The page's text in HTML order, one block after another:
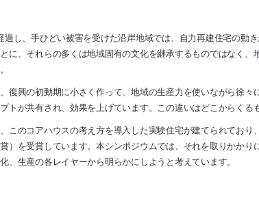
過し、手ひどい被害を受けた沿岸地域では、自力再建住宅の動
に、それらの多くは地域固有の文化を継承するものではなく、
復興の初動期に小さく作って、地域の生産力を使いながら徐々
トが共有され、効果を上げています。この違いはどこからくる
このコアハウスの考え方を導入した実験住宅が建てられており
）を受賞しています。本シンポジウムでは、それを取りかかり
、生産の各レイヤーから明らかにしようと考えています。